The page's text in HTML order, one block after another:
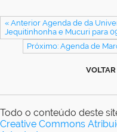
« Anterior Agenda de da
Jequitinhonha e Mucuri para
Próximo: Agenda de
Todo o conteúdo deste
Creative Commons